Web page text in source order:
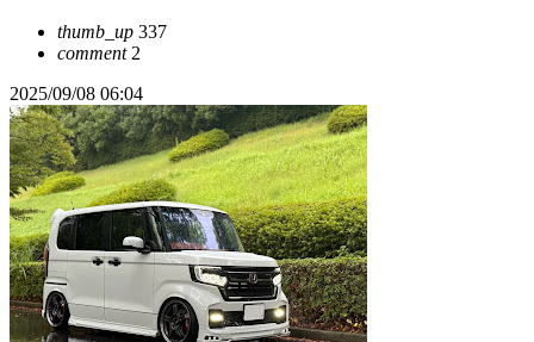
thumb_up 337
comment2
2025/09/08 06:04